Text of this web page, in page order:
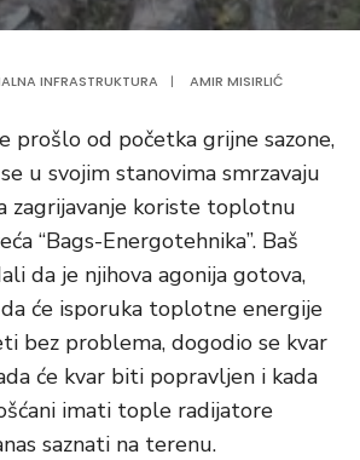
INFRASTRUKTURA | AMIR MISIRLIĆ
prošlo od početka grijne sazone,
u svojim stanovima smrzavaju
zagrijavanje koriste toplotnu
“Bags-Energotehnika”. Baš
da je njihova agonija gotova,
će isporuka toplotne energije
bez problema, dogodio se kvar
će kvar biti popravljen i kada
imati tople radijatore
saznati na terenu.